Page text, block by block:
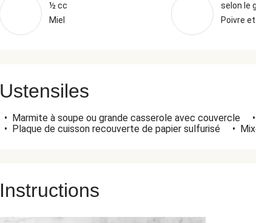
½ cc
Miel
selon le
Poivre et
Ustensiles
• Marmite à soupe ou grande casserole avec couvercle •
• Plaque de cuisson recouverte de papier sulfurisé •
Instructions